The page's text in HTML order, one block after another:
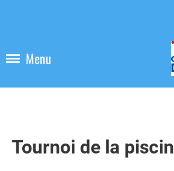
Menu
Tournoi de la